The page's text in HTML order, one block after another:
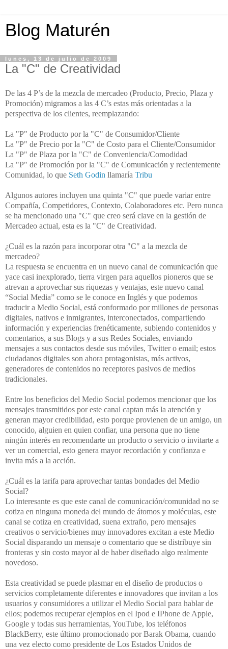
Blog Maturén
lunes, 13 de julio de 2009
La "C" de Creatividad
De las 4 P’s de la mezcla de mercadeo (Producto, Precio, Plaza y
Promoción) migramos a las 4 C’s estas más orientadas a la
perspectiva de los clientes, reemplazando:
La "P" de Producto por la "C" de Consumidor/Cliente
La "P" de Precio por la "C" de Costo para el Cliente/Consumidor
La "P" de Plaza por la "C" de Conveniencia/Comodidad
La "P" de Promoción por la "C" de Comunicación y recientemente
Comunidad, lo que Seth Godin llamaría Tribu
Algunos autores incluyen una quinta "C" que puede variar entre
Compañía, Competidores, Contexto, Colaboradores etc. Pero nunca
se ha mencionado una "C" que creo será clave en la gestión de
Mercadeo actual, esta es la "C" de Creatividad.
¿Cuál es la razón para incorporar otra "C" a la mezcla de
mercadeo?
La respuesta se encuentra en un nuevo canal de comunicación que
yace casi inexplorado, tierra virgen para aquellos pioneros que se
atrevan a aprovechar sus riquezas y ventajas, este nuevo canal
“Social Media” como se le conoce en Inglés y que podemos
traducir a Medio Social, está conformado por millones de personas
digitales, nativos e inmigrantes, interconectados, compartiendo
información y experiencias frenéticamente, subiendo contenidos y
comentarios, a sus Blogs y a sus Redes Sociales, enviando
mensajes a sus contactos desde sus móviles, Twitter o email; estos
ciudadanos digitales son ahora protagonistas, más activos,
generadores de contenidos no receptores pasivos de medios
tradicionales.
Entre los beneficios del Medio Social podemos mencionar que los
mensajes transmitidos por este canal captan más la atención y
generan mayor credibilidad, esto porque provienen de un amigo, un
conocido, alguien en quien confiar, una persona que no tiene
ningún interés en recomendarte un producto o servicio o invitarte a
ver un comercial, esto genera mayor recordación y confianza e
invita más a la acción.
¿Cuál es la tarifa para aprovechar tantas bondades del Medio
Social?
Lo interesante es que este canal de comunicación/comunidad no se
cotiza en ninguna moneda del mundo de átomos y moléculas, este
canal se cotiza en creatividad, suena extraño, pero mensajes
creativos o servicio/bienes muy innovadores excitan a este Medio
Social disparando un mensaje o comentario que se distribuye sin
fronteras y sin costo mayor al de haber diseñado algo realmente
novedoso.
Esta creatividad se puede plasmar en el diseño de productos o
servicios completamente diferentes e innovadores que invitan a los
usuarios y consumidores a utilizar el Medio Social para hablar de
ellos; podemos recuperar ejemplos en el Ipod e IPhone de Apple,
Google y todas sus herramientas, YouTube, los teléfonos
BlackBerry, este último promocionado por Barak Obama, cuando
una vez electo como presidente de Los Estados Unidos de